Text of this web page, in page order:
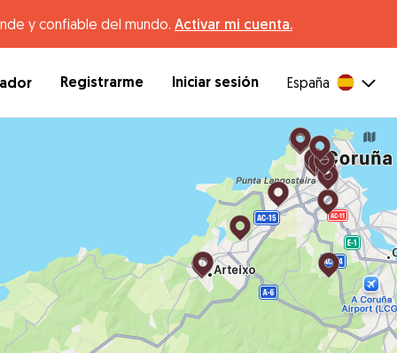
y confiable del mundo. Activar mi cuenta.
Registrarme Iniciar sesión España